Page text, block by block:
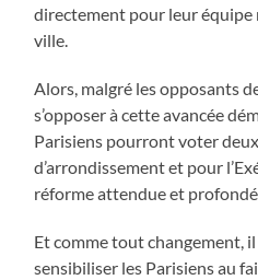
directement pour leur équipe
ville.
Alors, malgré les opposants
s’opposer à cette avancée
Parisiens pourront voter
d’arrondissement et pour
réforme attendue et
Et comme tout changement,
sensibiliser les Parisiens au